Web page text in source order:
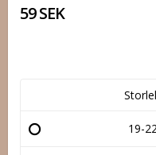
59 SEK
19-22